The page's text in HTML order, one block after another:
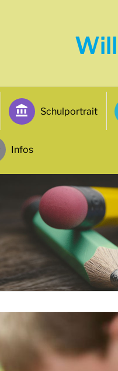
Schulportrait
Infos